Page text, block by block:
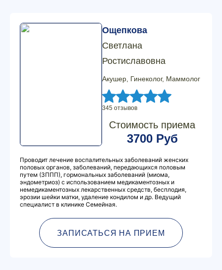
Ощепкова
Светлана
Ростиславовна
Акушер, Гинеколог, Маммолог
345 отзывов
Стоимость приема
3700 Руб
Проводит лечение воспалительных заболеваний женских
половых органов, заболеваний, передающихся половым
путем (ЗППП), гормональных заболеваний (миома,
эндометриоз) с использованием медикаментозных и
немедикаментозных лекарственных средств, бесплодия,
эрозии шейки матки, удаление кондилом и др. Ведущий
специалист в клинике Семейная.
ЗАПИСАТЬСЯ НА ПРИЕМ